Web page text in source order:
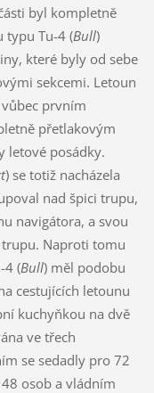
byl kompletně
typu Tu-4 (Bull)
které byly od sebe
sekcemi. Letoun
prvním
přetlakovým
letové posádky.
) se totiž nacházela
nad špici trupu,
navigátora, a svou
Naproti tomu
4 (Bull) měl podobu
cestujících letounu
kuchyňkou na dvě
ve třech
se sedadly pro 72
osob a vládním